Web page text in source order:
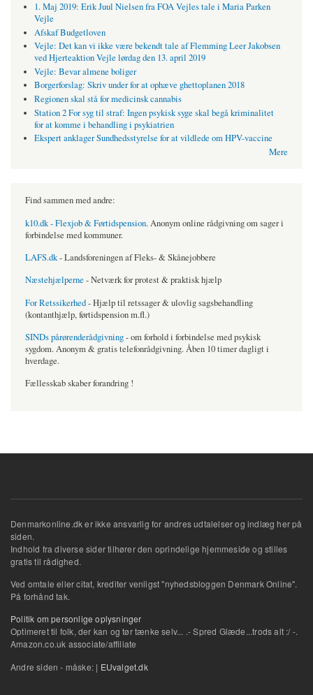
1. Maj 2019: Erik Juul Nielsen fra FOA Vejles tale i Maria Parken
Vejle
Afskaf Budgetloven
Vejle: Det kan vi ikke være bekendt tale af Flemming Leer Jakobsen
ved Hjerteaktion Vejle lørdag den 13. april 2019
Vejle: Bevar almene boliger
Borgerforslag: Skriv under for at ophæve ghettoplanen 2018
Regionen skal stå for medicinsk cannabis
Station 2 For syg til straf: Ingen psykisk syge skal begå kriminalitet
for at komme i behandling i psykiatrien
Ekspert anklager Sundhedsstyrelse for at vildlede om HPV-vaccine
Mere
Find sammen med andre:
k10.dk - Flexjob & Førtidspension. Anonym online rådgivning om sager i
forbindelse med kommuner.
LAFS.dk- Landsforeningen af Fleks- & Skånejobbere
Næstehjælperne - Netværk for protest & praktisk hjælp
For Retssikerhed- Hjælp til retssager & ulovlig sagsbehandling
(kontanthjælp, førtidspension m.fl.)
SINDs pårørenderådgivning- om forhold i forbindelse med psykisk
sygdom. Anonym & gratis telefonrådgivning. Åben 10 timer dagligt i
hverdage.
Fællesskab skaber forandring !
Denmarkonline.dk er ikke ansvarlig for andres udtalelser og indlæg her på
siden.
Indhold fra diverse sider tilhører den oprindelige hjemmeside og stilles
gratis til rådighed.
Ved omtale eller citat, krediter venligst "nyhedsbloggen Denmark Online".
På forhånd tak.
Politik om personlige oplysninger
Optimeret til folk, der kan og tør tænke selv... .- Spred Glæde...trods alt :/ -.
Amazon.co.uk associate/affiliate
Andre siden - måske: | EUvalget.dk